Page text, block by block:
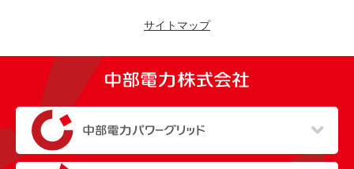
サイトマップ
（新しいウィンドウを開きます）